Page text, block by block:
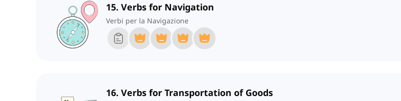
15. Verbs for Navigation
Verbi per la Navigazione
16. Verbs for Transportation of Goods